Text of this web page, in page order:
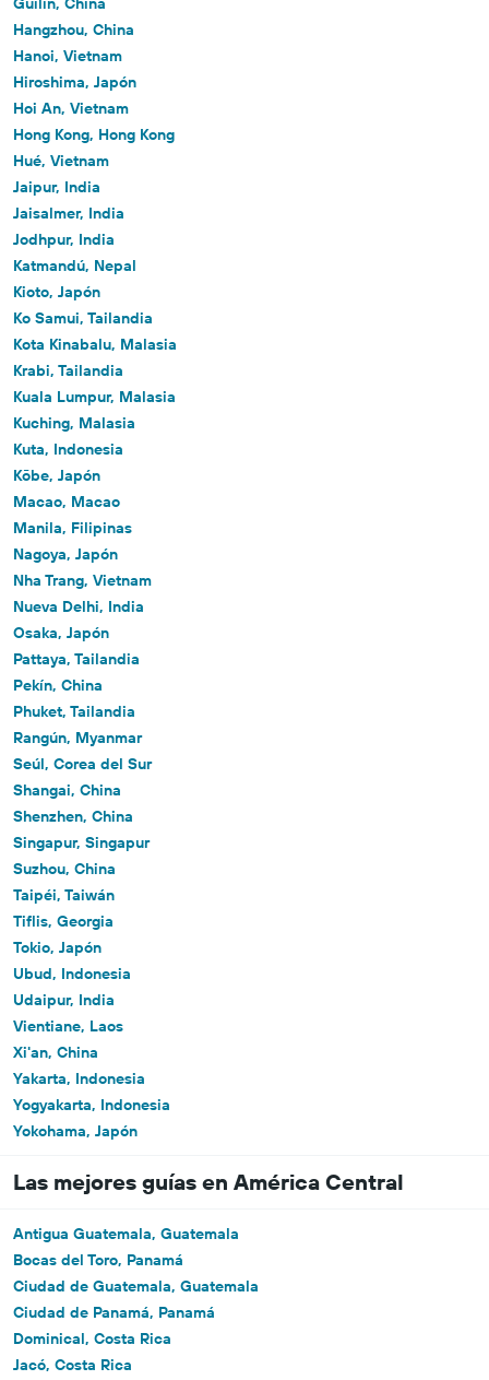
Hangzhou, China
Hanoi, Vietnam
Hiroshima, Japón
Hoi An, Vietnam
Hong Kong, Hong Kong
Hué, Vietnam
Jaipur, India
Jaisalmer, India
Jodhpur, India
Katmandú, Nepal
Kioto, Japón
Ko Samui, Tailandia
Kota Kinabalu, Malasia
Krabi, Tailandia
Kuala Lumpur, Malasia
Kuching, Malasia
Kuta, Indonesia
Kōbe, Japón
Macao, Macao
Manila, Filipinas
Nagoya, Japón
Nha Trang, Vietnam
Nueva Delhi, India
Osaka, Japón
Pattaya, Tailandia
Pekín, China
Phuket, Tailandia
Rangún, Myanmar
Seúl, Corea del Sur
Shangai, China
Shenzhen, China
Singapur, Singapur
Suzhou, China
Taipéi, Taiwán
Tiflis, Georgia
Tokio, Japón
Ubud, Indonesia
Udaipur, India
Vientiane, Laos
Xi'an, China
Yakarta, Indonesia
Yogyakarta, Indonesia
Yokohama, Japón
Las mejores guías en América Central
Antigua Guatemala, Guatemala
Bocas del Toro, Panamá
Ciudad de Guatemala, Guatemala
Ciudad de Panamá, Panamá
Dominical, Costa Rica
Jacó, Costa Rica